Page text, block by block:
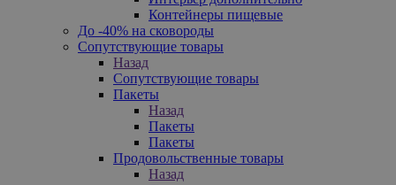
Контейнеры пищевые
До -40% на сковороды
Сопутствующие товары
Назад
Сопутствующие товары
Пакеты
Назад
Пакеты
Пакеты
Продовольственные товары
Назад